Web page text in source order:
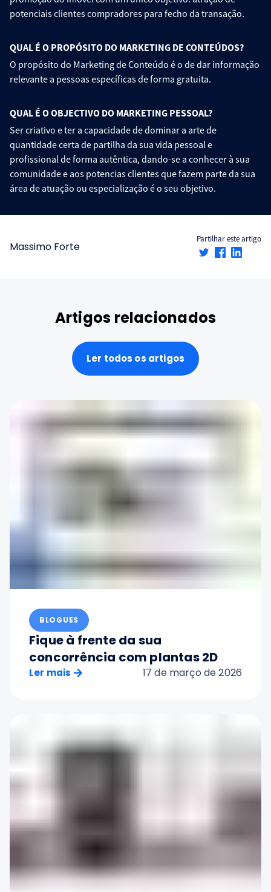
potenciais clientes compradores para fecho da transação.
QUAL É O PROPÓSITO DO MARKETING DE CONTEÚDOS?
O propósito do Marketing de Conteúdo é o de dar informação
relevante a pessoas específicas de forma gratuita.
QUAL É O OBJECTIVO DO MARKETING PESSOAL?
Ser criativo e ter a capacidade de dominar a arte de
quantidade certa de partilha da sua vida pessoal e
profissional de forma autêntica, dando-se a conhecer à sua
comunidade e aos potencias clientes que fazem parte da sua
área de atuação ou especialização é o seu objetivo.
Massimo Forte
Partilhar este artigo
Artigos relacionados
Ler todos os artigos
BLOGUES
Fique à frente da sua
concorrência com plantas 2D
Ler mais 17 de março de 2026